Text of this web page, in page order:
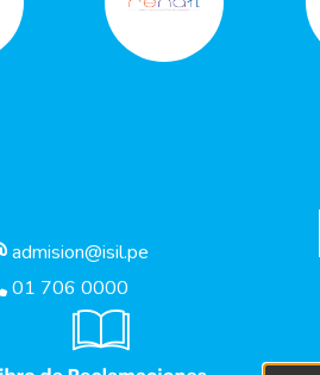
admision@isil.pe
01 706 0000